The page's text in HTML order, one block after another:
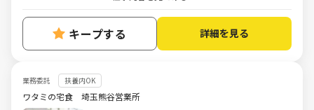
キープする 詳細を見る
業務委託 扶養内OK
ワタミの宅食 埼玉熊谷営業所